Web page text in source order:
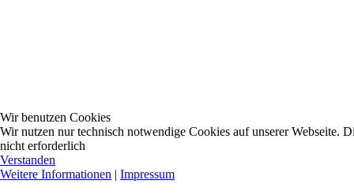
Wir benutzen Cookies
Wir nutzen nur technisch notwendige Cookies auf unserer Webseite.
nicht erforderlich
Verstanden
Weitere Informationen | Impressum